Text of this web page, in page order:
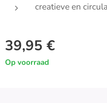
creatieve en
39,95 €
Op voorraad